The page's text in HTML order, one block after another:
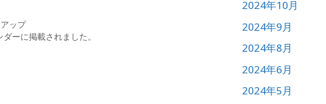
ップ
に掲載されました。
2024年10月
2024年9月
2024年8月
2024年6月
2024年5月